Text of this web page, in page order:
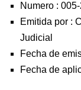
Numero :
Emitida por :
Judicial
Fecha de
Fecha de